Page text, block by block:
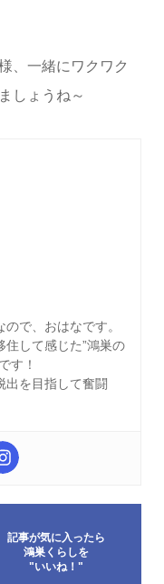
、一緒にワクワク
しょうね～
で、おはなです。
して感じた”鴻巣の
す！
出を目指して奮闘
記事が気に入ったら
鴻巣くらしを
"いいね！"